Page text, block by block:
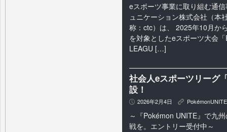
eスポーツ事業に取り組む通
ュニケーション株式会社（本
称：ctc）は、 2025年10月か
を対象としたeスポーツ大会
LEAGU […]
社会人eスポーツリーグ
設！
P 2026年2月4日 K PokémonUNITE
～『Pokémon UNITE』で九
戦を。エントリー受付中～